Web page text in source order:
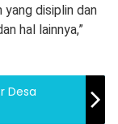
yang disiplin dan
hal lainnya,”
Desa